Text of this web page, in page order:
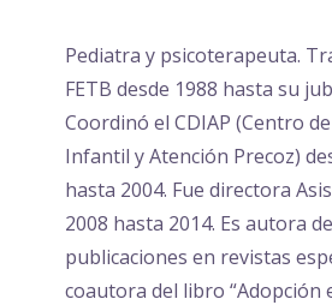
Pediatra y psicoterapeuta.
FETB desde 1988 hasta su
Coordinó el CDIAP (Centro
Infantil y Atención Precoz)
hasta 2004. Fue directora
2008 hasta 2014. Es autora
publicaciones en revistas
coautora del libro “Adopción